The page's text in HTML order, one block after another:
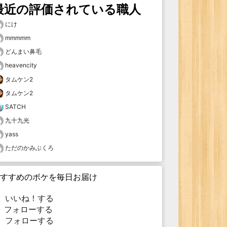
近の評価されている職人
にけ
mmmmm
どんまい鼻毛
heavencity
タムケン2
タムケン2
SATCH
九十九光
yass
ただのかみぶくろ
すめのボケを毎日お届け
いいね！する
ォローする
フォローする